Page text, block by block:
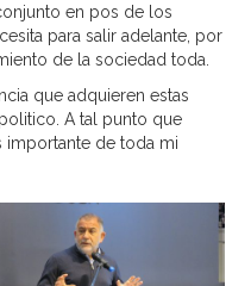
en pos de los
para salir adelante, por
de la sociedad toda.
que adquieren estas
A tal punto que
importante de toda mi